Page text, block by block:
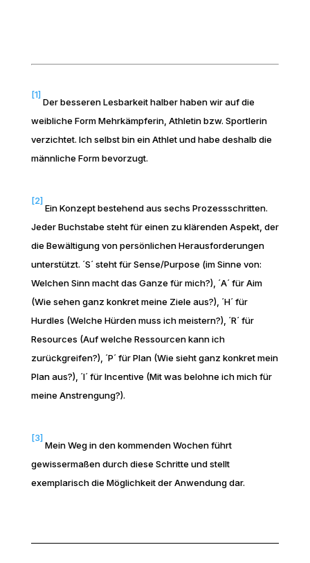
[1]
Der besseren Lesbarkeit halber haben wir auf die
weibliche Form Mehrkämpferin, Athletin bzw. Sportlerin
verzichtet. Ich selbst bin ein Athlet und habe deshalb die
männliche Form bevorzugt.
[2]
Ein Konzept bestehend aus sechs Prozessschritten.
Jeder Buchstabe steht für einen zu klärenden Aspekt, der
die Bewältigung von persönlichen Herausforderungen
unterstützt. ´S´ steht für Sense/Purpose (im Sinne von:
Welchen Sinn macht das Ganze für mich?), ´A´ für Aim
(Wie sehen ganz konkret meine Ziele aus?), ´H´ für
Hurdles (Welche Hürden muss ich meistern?), ´R´ für
Resources (Auf welche Ressourcen kann ich
zurückgreifen?), ´P´ für Plan (Wie sieht ganz konkret mein
Plan aus?), ´I´ für Incentive (Mit was belohne ich mich für
meine Anstrengung?).
[3]
Mein Weg in den kommenden Wochen führt
gewissermaßen durch diese Schritte und stellt
exemplarisch die Möglichkeit der Anwendung dar.